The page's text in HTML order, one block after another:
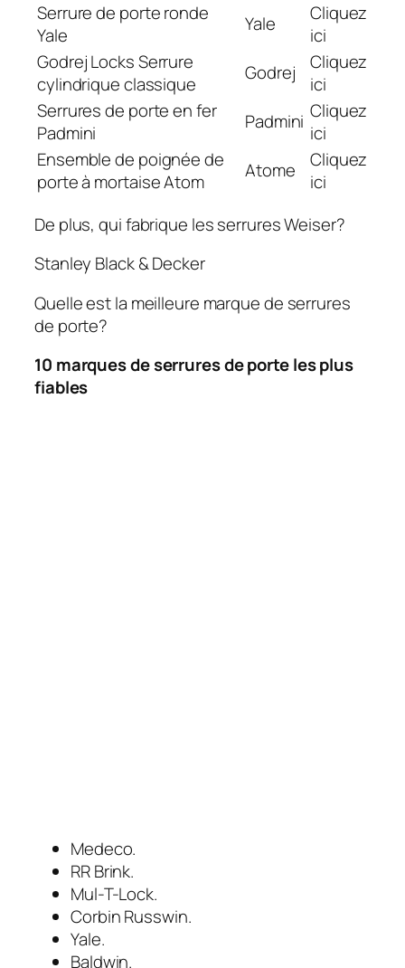
Serrure de porte ronde
Yale
Yale
Cliquez
ici
Godrej Locks Serrure
cylindrique classique
Godrej
Cliquez
ici
Serrures de porte en fer
Padmini
Padmini Cliquez
ici
Ensemble de poignée de
porte à mortaise Atom
Atome
Cliquez
ici
De plus, qui fabrique les serrures Weiser?
Stanley Black & Decker
Quelle est la meilleure marque de serrures
de porte?
10 marques de serrures de porte les plus
fiables
Medeco.
RR Brink.
Mul-T-Lock.
Corbin Russwin.
Yale.
Baldwin.